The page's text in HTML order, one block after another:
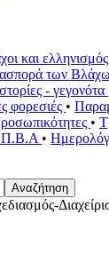
και ελληνισμός
των
- γεγονότα
φορεσιές •
•
Π.Β.Α •
Αναζήτηση